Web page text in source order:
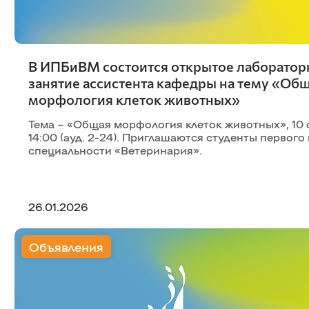
В ИПБиВМ состоится открытое
занятие ассистента кафедры на тему
морфология клеток животных»
Тема – «Общая морфология клеток животных», 10
14:00 (ауд. 2-24). Приглашаются студенты первого
специальности «Ветеринария».
26.01.2026
Объявления